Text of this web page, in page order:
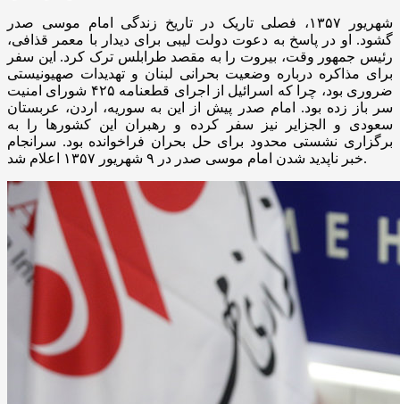
شهریور ۱۳۵۷، فصلی تاریک در تاریخ زندگی امام موسی صدر
گشود. او در پاسخ به دعوت دولت لیبی برای دیدار با معمر
قذافی،
رئیس جمهور وقت، بیروت را به مقصد طرابلس ترک کرد. این سفر
برای مذاکره درباره وضعیت بحرانی لبنان و تهدیدات صهیونیستی
ضروری بود، چرا که اسرائیل از اجرای قطعنامه ۴۲۵ شورای امنیت
سر باز زده بود. امام صدر پیش از این به سوریه، اردن، عربستان
سعودی و الجزایر نیز سفر کرده و رهبران این کشورها را به
برگزاری نشستی محدود برای حل بحران فراخوانده بود. سرانجام
خبر ناپدید شدن امام موسی صدر در ۹ شهریوراعلام شد.